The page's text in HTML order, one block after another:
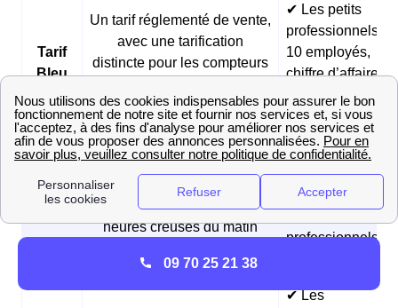
Tarif
Bleu
Un tarif réglementé de vente,
avec une tarification
distincte pour les compteurs
de plus de 36 kVA
✔ Les petits
professionnels (<
10 employés,
chiffre d’affaires
annuel < 2
d’euros)
Offre
Des prix fixes sur 3 ans et
des tarifs réduits pendant les
heures creuses du matin
✔ Les
et les pâtisseries
✔ Les fermes
professionnels
✔ Les
09 70 25 21 38